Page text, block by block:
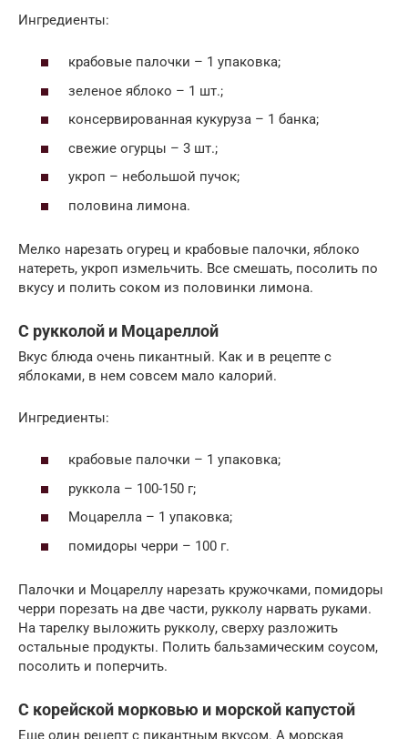
Ингредиенты:
крабовые палочки – 1 упаковка;
зеленое яблоко – 1 шт.;
консервированная кукуруза – 1 банка;
свежие огурцы – 3 шт.;
укроп – небольшой пучок;
половина лимона.
Мелко нарезать огурец и крабовые палочки, яблоко
натереть, укроп измельчить. Все смешать, посолить по
вкусу и полить соком из половинки лимона.
С рукколой и Моцареллой
Вкус блюда очень пикантный. Как и в рецепте с
яблоками, в нем совсем мало калорий.
Ингредиенты:
крабовые палочки – 1 упаковка;
руккола – 100-150 г;
Моцарелла – 1 упаковка;
помидоры черри – 100 г.
Палочки и Моцареллу нарезать кружочками, помидоры
черри порезать на две части, рукколу нарвать руками.
На тарелку выложить рукколу, сверху разложить
остальные продукты. Полить бальзамическим соусом,
посолить и поперчить.
С корейской морковью и морской капустой
Еще один рецепт с пикантным вкусом. А морская